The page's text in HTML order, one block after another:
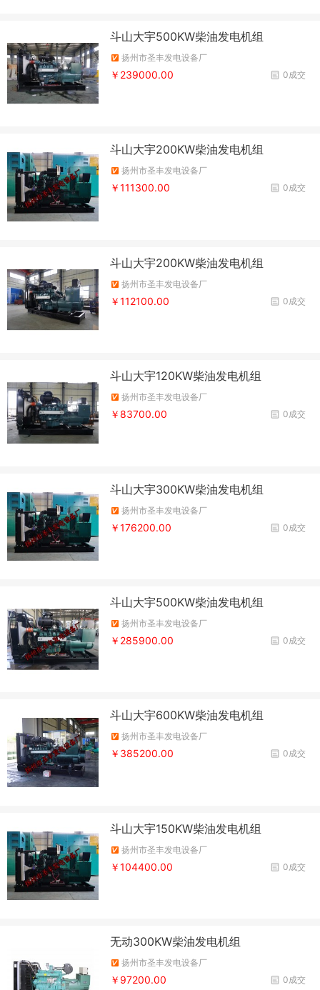
斗山大宇500KW柴油发电机组
扬州市圣丰发电设备厂
0成交
￥239000.00
斗山大宇200KW柴油发电机组
扬州市圣丰发电设备厂
0成交
￥111300.00
斗山大宇200KW柴油发电机组
扬州市圣丰发电设备厂
0成交
￥112100.00
斗山大宇120KW柴油发电机组
扬州市圣丰发电设备厂
0成交
￥83700.00
斗山大宇300KW柴油发电机组
扬州市圣丰发电设备厂
0成交
￥176200.00
斗山大宇500KW柴油发电机组
扬州市圣丰发电设备厂
0成交
￥285900.00
斗山大宇600KW柴油发电机组
扬州市圣丰发电设备厂
0成交
￥385200.00
斗山大宇150KW柴油发电机组
扬州市圣丰发电设备厂
0成交
￥104400.00
无动300KW柴油发电机组
扬州市圣丰发电设备厂
0成交
￥97200.00